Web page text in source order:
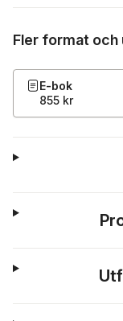
Fler format och
E-bok
855 kr